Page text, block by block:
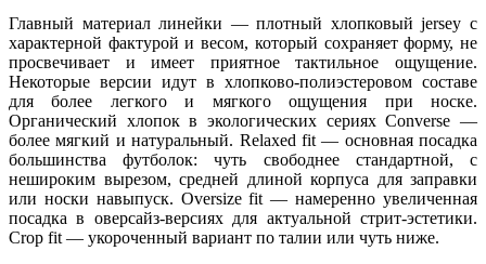
Главный материал линейки — плотный хлопковый jersey с
характерной фактурой и весом, который сохраняет форму, не
просвечивает и имеет приятное тактильное ощущение.
Некоторые версии идут в хлопково-полиэстеровом составе
для более легкого и мягкого ощущения при носке.
Органический хлопок в экологических сериях Converse —
более мягкий и натуральный. Relaxed fit — основная посадка
большинства футболок: чуть свободнее стандартной, с
нешироким вырезом, средней длиной корпуса для заправки
или носки навыпуск. Oversize fit — намеренно увеличенная
посадка в оверсайз-версиях для актуальной стрит-эстетики.
Crop fit — укороченный вариант по талии или чуть ниже.